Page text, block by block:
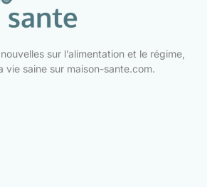
sur l’alimentation et le régime,
vie saine sur maison-sante.com.